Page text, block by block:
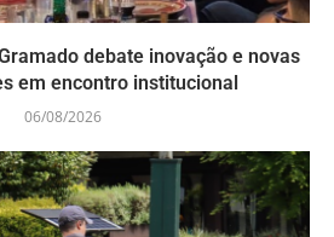
debate inovação e novas
em encontro institucional
06/08/2026